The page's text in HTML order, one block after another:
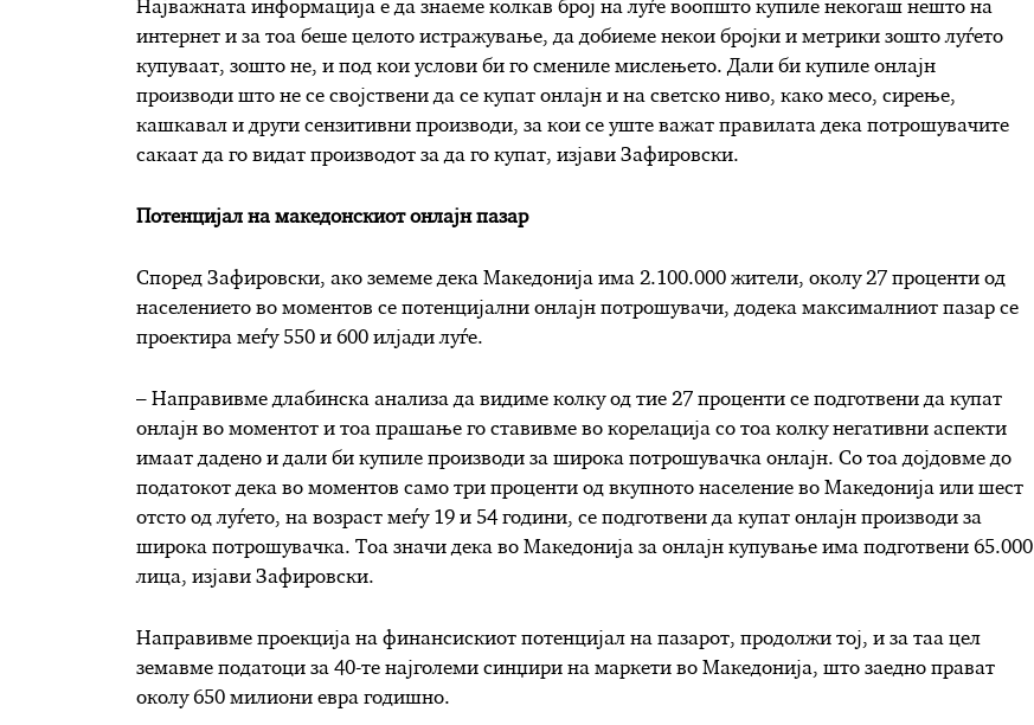
Најважната информација е да знаеме колкав број на луѓе воопшто купиле некогаш нешто на
интернет и за тоа беше целото истражување, да добиеме некои бројки и метрики зошто луѓето
купуваат, зошто не, и под кои услови би го смениле мислењето. Дали би купиле онлајн
производи што не се својствени да се купат онлајн и на светско ниво, како месо, сирење,
кашкавал и други сензитивни производи, за кои се уште важат правилата дека потрошувачите
сакаат да го видат производот за да го купат, изјави Зафировски.
Потенцијал на македонскиот онлајн пазар
Според Зафировски, ако земеме дека Македонија има 2.100.000 жители, околу 27 проценти од
населението во моментов се потенцијални онлајн потрошувачи, додека максималниот пазар се
проектира меѓу 550 и 600 илјади луѓе.
– Направивме длабинска анализа да видиме колку од тие 27 проценти се подготвени да купат
онлајн во моментот и тоа прашање го ставивме во корелација со тоа колку негативни аспекти
имаат дадено и дали би купиле производи за широка потрошувачка онлајн. Со тоа дојдовме до
податокот дека во моментов само три проценти од вкупното население во Македонија или шест
отсто од луѓето, на возраст меѓу 19 и 54 години, се подготвени да купат онлајн производи за
широка потрошувачка. Тоа значи дека во Македонија за онлајн купување има подготвени 65.000
лица, изјави Зафировски.
Направивме проекција на финансискиот потенцијал на пазарот, продолжи тој, и за таа цел
земавме податоци за 40-те најголеми синџири на маркети во Македонија, што заедно прават
околу 650 милиони евра годишно.